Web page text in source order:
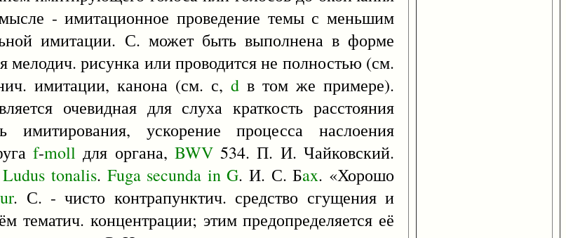
- имитационное проведение темы с меньшим
имитации. С. может быть выполнена в форме
мелодич. рисунка или проводится не полностью (см.
имитации, канона (см. с, d в том же примере).
очевидная для слуха краткость расстояния
имитирования, ускорение процесса наслоения
f-moll для органа, BWV534. П. И. Чайковский.
Ludus tonalis. Fuga secunda in G. И. С. Бax. «Хорошо
. С. - чисто контрапунктич. средство сгущения и
тематич. концентрации; этим предопределяется её